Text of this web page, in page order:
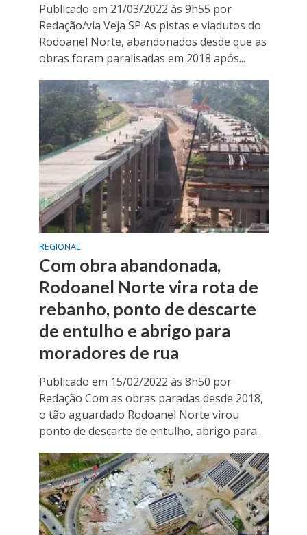
Publicado em 21/03/2022 às 9h55 por
Redação/via Veja SP As pistas e viadutos do
Rodoanel Norte, abandonados desde que as
obras foram paralisadas em 2018 após...
REGIONAL
Com obra abandonada,
Rodoanel Norte vira rota de
rebanho, ponto de descarte
de entulho e abrigo para
moradores de rua
Publicado em 15/02/2022 às 8h50 por
Redação Com as obras paradas desde 2018,
o tão aguardado Rodoanel Norte virou
ponto de descarte de entulho, abrigo para...